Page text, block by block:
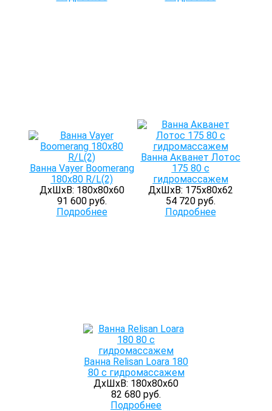
Ванна Vayer Boomerang
180x80 R/L(2)
ДхШхВ: 180х80х60
91 600 руб.
Подробнее
Ванна Акванет Лотос
175 80 с
гидромассажем
ДхШхВ: 175х80х62
54 720 руб.
Подробнее
Ванна Relisan Loara 180
80 с гидромассажем
ДхШхВ: 180х80х60
82 680 руб.
Подробнее